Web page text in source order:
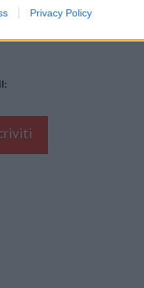
Privacy Policy
WhatsApp Stampa